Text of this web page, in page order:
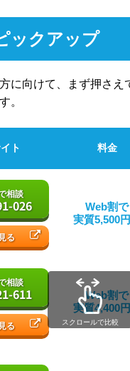
ックアップ
に向けて、まず押さ
。
ト 料金
相談
026
る
Web割で
実質5,500
相談
611
る
Web割で
実質4,400
スクロールで比較